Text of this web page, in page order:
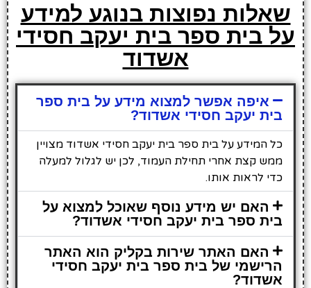
שאלות נפוצות בנוגע למידע
על בית ספר בית יעקב חסידי
אשדוד
איפה אפשר למצוא מידע על בית ספר
בית יעקב חסידי אשדוד?
כל המידע על בית ספר בית יעקב חסידי אשדוד מצויין
ממש קצת אחרי תחילת העמוד, לכן יש לגלול למעלה
כדי לראות אותו.
האם יש מידע נוסף שאוכל למצוא על
בית ספר בית יעקב חסידי אשדוד?
האם האתר שירות בקליק הוא האתר
הרישמי של בית ספר בית יעקב חסידי
אשדוד?